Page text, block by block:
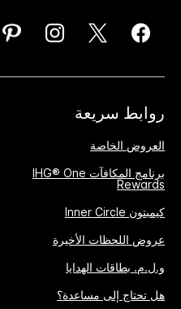
روابط سريعة
العروض الخاصة
برنامج المكافآت IHG® One
Rewards
كيمبتون Inner Circle
عروض اللحظات الأخيرة
و.ل.م. بطاقات الهدايا
هل تحتاج إلى مساعدة؟